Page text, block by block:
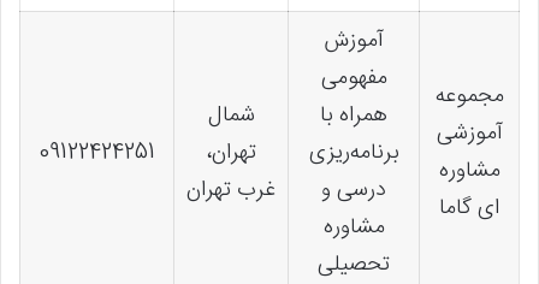
مجموعه
آموزشی
مشاوره
ای گاما
آموزش
مفهومی
همراه با
برنامه‌ریزی
درسی و
مشاوره
تحصیلی
شمال
تهران،
غرب تهران
09122424251